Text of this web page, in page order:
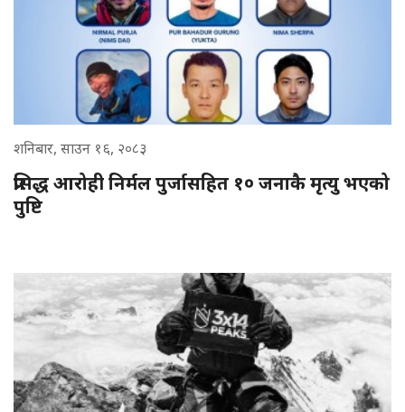
शनिबार, साउन १६, २०८३
प्रसिद्ध आरोही निर्मल पुर्जासहित १० जनाकै मृत्यु भएको
पुष्टि